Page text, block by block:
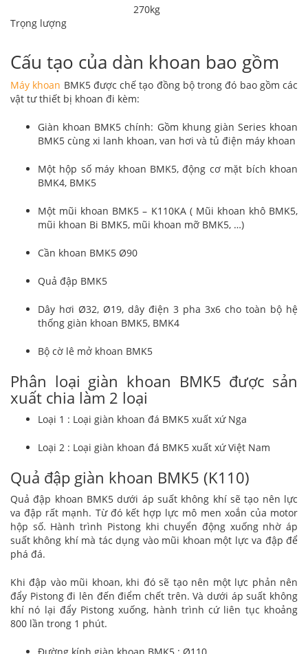
Trọng lượng
270kg
Cấu tạo của dàn khoan bao gồm
Máy khoan BMK5 được chế tạo đồng bộ trong đó bao gồm các
vật tư thiết bị khoan đi kèm:
Giàn khoan BMK5 chính: Gồm khung giàn Series khoan
BMK5 cùng xi lanh khoan, van hơi và tủ điện máy khoan
Một hộp số máy khoan BMK5, động cơ mặt bích khoan
BMK4, BMK5
Một mũi khoan BMK5 – K110KA ( Mũi khoan khô BMK5,
mũi khoan Bi BMK5, mũi khoan mỡ BMK5, …)
Cần khoan BMK5 Ø90
Quả đập BMK5
Dây hơi Ø32, Ø19, dây điện 3 pha 3x6 cho toàn bộ hệ
thống giàn khoan BMK5, BMK4
Bộ cờ lê mở khoan BMK5
Phân loại giàn khoan BMK5 được sản
xuất chia làm 2 loại
Loại 1 : Loại giàn khoan đá BMK5 xuất xứ Nga
Loại 2 : Loại giàn khoan đá BMK5 xuất xứ Việt Nam
Quả đập giàn khoan BMK5 (K110)
Quả đập khoan BMK5 dưới áp suất không khí sẽ tạo nên lực
va đập rất mạnh. Từ đó kết hợp lực mô men xoắn của motor
hộp số. Hành trình Pistong khi chuyển động xuống nhờ áp
suất không khí mà tác dụng vào mũi khoan một lực va đập để
phá đá.
Khi đập vào mũi khoan, khi đó sẽ tạo nên một lực phản nên
đẩy Pistong đi lên đến điểm chết trên. Và dưới áp suất không
khí nó lại đẩy Pistong xuống, hành trình cứ liên tục khoảng
800 lần trong 1 phút.
Đường kính giàn khoan BMK5 : Ø110